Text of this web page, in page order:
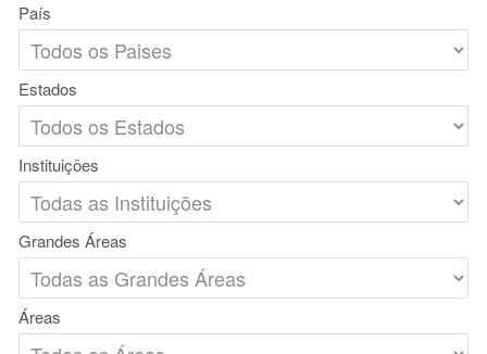
País
Estados
Instituições
Grandes Áreas
Áreas